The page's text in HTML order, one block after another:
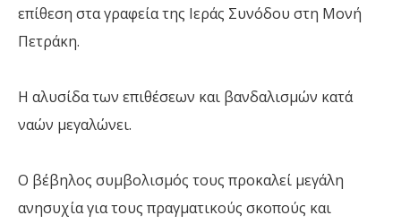
επίθεση στα γραφεία της Ιεράς Συνόδου στη Μονή
Πετράκη.
Η αλυσίδα των επιθέσεων και βανδαλισμών κατά
ναών μεγαλώνει.
Ο βέβηλος συμβολισμός τους προκαλεί μεγάλη
ανησυχία για τους πραγματικούς σκοπούς και